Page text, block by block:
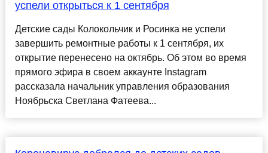
успели открыться к 1 сентября
Детские сады Колокольчик и Росинка не успели
завершить ремонтные работы к 1 сентября, их
открытие перенесено на октябрь. Об этом во время
прямого эфира в своем аккаунте Instagram
рассказала начальник управления образования
Ноябрьска Светлана Фатеева...